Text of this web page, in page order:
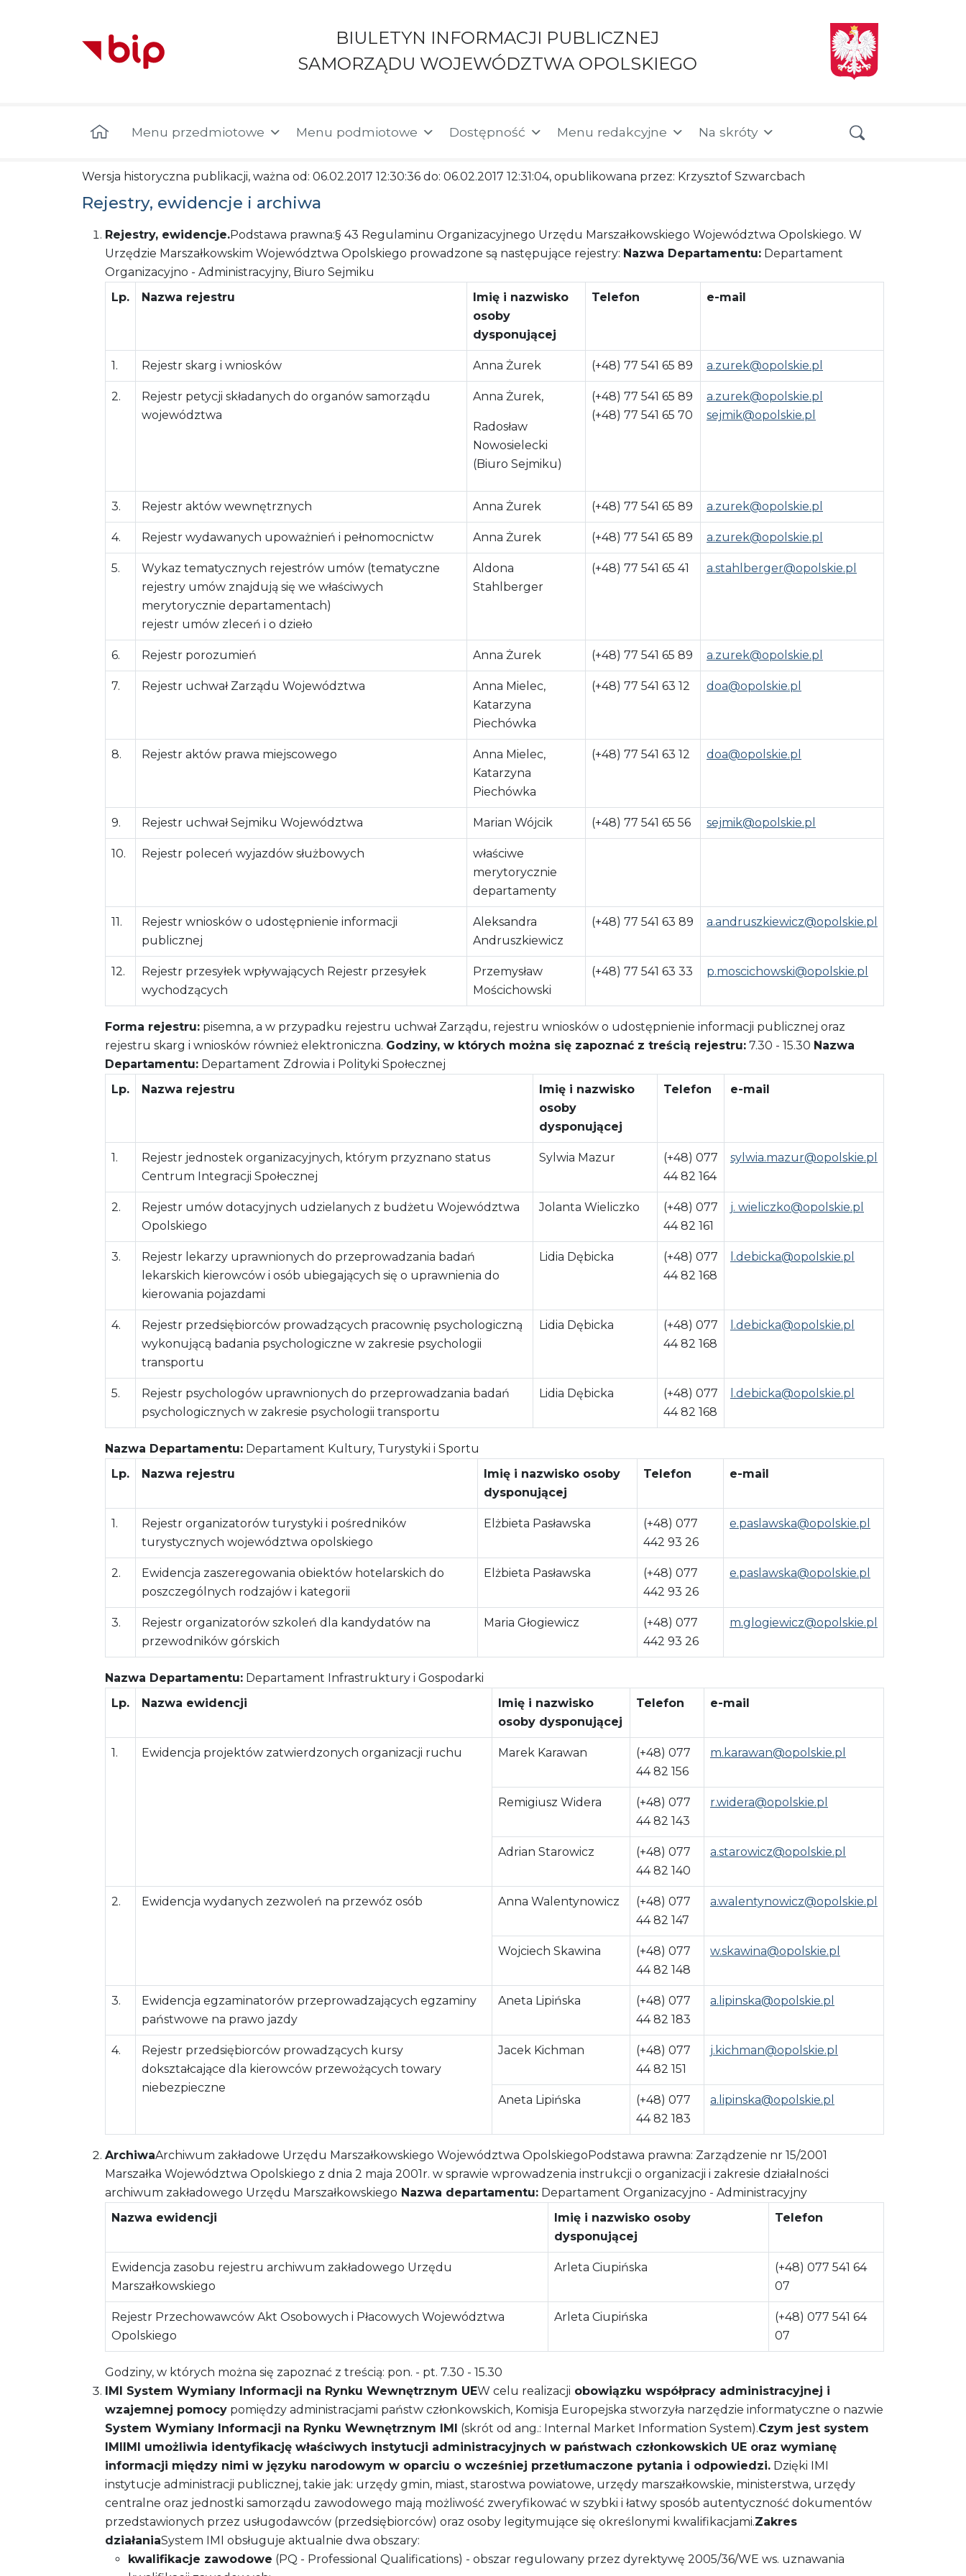
BIULETYN INFORMACJI PUBLICZNEJ
SAMORZĄDU WOJEWÓDZTWA OPOLSKIEGO
Menu przedmiotowe Menu podmiotowe Dostępność Menu redakcyjne Na skróty
Wersja historyczna publikacji, ważna od: 06.02.2017 12:30:36 do: 06.02.2017 12:31:04, opublikowana przez: Krzysztof Szwarcbach
Rejestry, ewidencje i archiwa
Rejestry, ewidencje.Podstawa prawna:§ 43 Regulaminu Organizacyjnego Urzędu Marszałkowskiego Województwa Opolskiego. W
Urzędzie Marszałkowskim Województwa Opolskiego prowadzone są następujące rejestry: Nazwa Departamentu: Departament
Organizacyjno - Administracyjny, Biuro Sejmiku
Lp.
Nazwa rejestru
Imię i nazwisko
osoby
dysponującej
Telefon e-mail
1. Rejestr skarg i wniosków Anna Żurek (+48) 77 541 65 89 a.zurek@opolskie.pl
2.
Rejestr petycji składanych do organów samorządu
województwa
Anna Żurek,
Radosław
Nowosielecki
(Biuro Sejmiku)
(+48) 77 541 65 89
(+48) 77 541 65 70
a.zurek@opolskie.pl
sejmik@opolskie.pl
3. Rejestr aktów wewnętrznych Anna Żurek (+48) 77 541 65 89 a.zurek@opolskie.pl
4. Rejestr wydawanych upoważnień i pełnomocnictw Anna Żurek (+48) 77 541 65 89 a.zurek@opolskie.pl
5.
Wykaz tematycznych rejestrów umów (tematyczne
rejestry umów znajdują się we właściwych
merytorycznie departamentach)
rejestr umów zleceń i o dzieło
Aldona
Stahlberger
(+48) 77 541 65 41 a.stahlberger@opolskie.pl
6. Rejestr porozumień Anna Żurek (+48) 77 541 65 89 a.zurek@opolskie.pl
7. Rejestr uchwał Zarządu Województwa
Anna Mielec,
Katarzyna
Piechówka
(+48) 77 541 63 12 doa@opolskie.pl
8. Rejestr aktów prawa miejscowego
Anna Mielec,
Katarzyna
Piechówka
(+48) 77 541 63 12 doa@opolskie.pl
9. Rejestr uchwał Sejmiku Województwa Marian Wójcik (+48) 77 541 65 56 sejmik@opolskie.pl
10. Rejestr poleceń wyjazdów służbowych
właściwe
merytorycznie
departamenty
11.
Rejestr wniosków o udostępnienie informacji
publicznej
Aleksandra
Andruszkiewicz
(+48) 77 541 63 89 a.andruszkiewicz@opolskie.pl
12.
Rejestr przesyłek wpływających Rejestr przesyłek
wychodzących
Przemysław
Mościchowski
(+48) 77 541 63 33 p.moscichowski@opolskie.pl
Forma rejestru: pisemna, a w przypadku rejestru uchwał Zarządu, rejestru wniosków o udostępnienie informacji publicznej oraz
rejestru skarg i wniosków również elektroniczna. Godziny, w których można się zapoznać z treścią rejestru: 7.30 - 15.30 Nazwa
Departamentu: Departament Zdrowia i Polityki Społecznej
Lp.
Nazwa rejestru
Imię i nazwisko
osoby
dysponującej
Telefon e-mail
1.
Rejestr jednostek organizacyjnych, którym przyznano status
Centrum Integracji Społecznej
Sylwia Mazur
(+48) 077
44 82 164
sylwia.mazur@opolskie.pl
2.
Rejestr umów dotacyjnych udzielanych z budżetu Województwa
Opolskiego
Jolanta Wieliczko
(+48) 077
44 82 161
j. wieliczko@opolskie.pl
3.
Rejestr lekarzy uprawnionych do przeprowadzania badań
lekarskich kierowców i osób ubiegających się o uprawnienia do
kierowania pojazdami
Lidia Dębicka
(+48) 077
44 82 168
l.debicka@opolskie.pl
4.
Rejestr przedsiębiorców prowadzących pracownię psychologiczną
wykonującą badania psychologiczne w zakresie psychologii
transportu
Lidia Dębicka
(+48) 077
44 82 168
l.debicka@opolskie.pl
5.
Rejestr psychologów uprawnionych do przeprowadzania badań
psychologicznych w zakresie psychologii transportu
Lidia Dębicka
(+48) 077
44 82 168
l.debicka@opolskie.pl
Nazwa Departamentu: Departament Kultury, Turystyki i Sportu
Lp.
Nazwa rejestru
Imię i nazwisko osoby
dysponującej
Telefon e-mail
1.
Rejestr organizatorów turystyki i pośredników
turystycznych województwa opolskiego
Elżbieta Pasławska
(+48) 077
442 93 26
e.paslawska@opolskie.pl
2.
Ewidencja zaszeregowania obiektów hotelarskich do
poszczególnych rodzajów i kategorii
Elżbieta Pasławska
(+48) 077
442 93 26
e.paslawska@opolskie.pl
3.
Rejestr organizatorów szkoleń dla kandydatów na
przewodników górskich
Maria Głogiewicz
(+48) 077
442 93 26
m.glogiewicz@opolskie.pl
Nazwa Departamentu: Departament Infrastruktury i Gospodarki
Lp.
Nazwa ewidencji
Imię i nazwisko
osoby dysponującej
Telefon e-mail
1. Ewidencja projektów zatwierdzonych organizacji ruchu Marek Karawan
(+48) 077
44 82 156
m.karawan@opolskie.pl
Remigiusz Widera
(+48) 077
44 82 143
r.widera@opolskie.pl
Adrian Starowicz
(+48) 077
44 82 140
a.starowicz@opolskie.pl
2. Ewidencja wydanych zezwoleń na przewóz osób Anna Walentynowicz
(+48) 077
44 82 147
a.walentynowicz@opolskie.pl
Wojciech Skawina
(+48) 077
44 82 148
w.skawina@opolskie.pl
3.
Ewidencja egzaminatorów przeprowadzających egzaminy
państwowe na prawo jazdy
Aneta Lipińska
(+48) 077
44 82 183
a.lipinska@opolskie.pl
4.
Rejestr przedsiębiorców prowadzących kursy
dokształcające dla kierowców przewożących towary
niebezpieczne
Jacek Kichman
(+48) 077
44 82 151
j.kichman@opolskie.pl
Aneta Lipińska
(+48) 077
44 82 183
a.lipinska@opolskie.pl
ArchiwaArchiwum zakładowe Urzędu Marszałkowskiego Województwa OpolskiegoPodstawa prawna: Zarządzenie nr 15/2001
Marszałka Województwa Opolskiego z dnia 2 maja 2001r. w sprawie wprowadzenia instrukcji o organizacji i zakresie działalności
archiwum zakładowego Urzędu Marszałkowskiego Nazwa departamentu: Departament Organizacyjno - Administracyjny
Nazwa ewidencji
Imię i nazwisko osoby
dysponującej
Telefon
Ewidencja zasobu rejestru archiwum zakładowego Urzędu
Marszałkowskiego
Arleta Ciupińska
(+48) 077 541 64
07
Rejestr Przechowawców Akt Osobowych i Płacowych Województwa
Opolskiego
Arleta Ciupińska
(+48) 077 541 64
07
Godziny, w których można się zapoznać z treścią: pon. - pt. 7.30 - 15.30
IMI System Wymiany Informacji na Rynku Wewnętrznym UEW celu realizacji obowiązku współpracy administracyjnej i
wzajemnej pomocy pomiędzy administracjami państw członkowskich, Komisja Europejska stworzyła narzędzie informatyczne o nazwie
System Wymiany Informacji na Rynku Wewnętrznym IMI (skrót od ang.: Internal Market Information System).Czym jest system
IMIIMI umożliwia identyfikację właściwych instytucji administracyjnych w państwach członkowskich UE oraz wymianę
informacji między nimi w języku narodowym w oparciu o wcześniej przetłumaczone pytania i odpowiedzi. Dzięki IMI
instytucje administracji publicznej, takie jak: urzędy gmin, miast, starostwa powiatowe, urzędy marszałkowskie, ministerstwa, urzędy
centralne oraz jednostki samorządu zawodowego mają możliwość zweryfikować w szybki i łatwy sposób autentyczność dokumentów
przedstawionych przez usługodawców (przedsiębiorców) oraz osoby legitymujące się określonymi kwalifikacjami.Zakres
działaniaSystem IMI obsługuje aktualnie dwa obszary:
kwalifikacje zawodowe (PQ - Professional Qualifications) - obszar regulowany przez dyrektywę 2005/36/WE ws. uznawania